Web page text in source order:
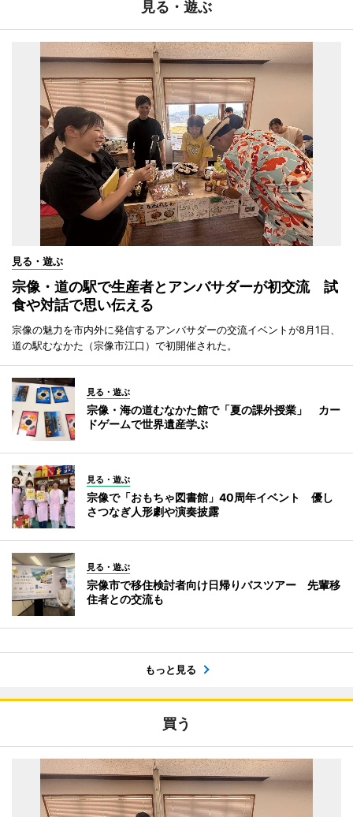
見る・遊ぶ
見る・遊ぶ
宗像・道の駅で生産者とアンバサダーが初交流 試
食や対話で思い伝える
宗像の魅力を市内外に発信するアンバサダーの交流イベントが8月1日、
道の駅むなかた（宗像市江口）で初開催された。
見る・遊ぶ
宗像・海の道むなかた館で「夏の課外授業」 カー
ドゲームで世界遺産学ぶ
見る・遊ぶ
宗像で「おもちゃ図書館」40周年イベント 優し
さつなぎ人形劇や演奏披露
見る・遊ぶ
宗像市で移住検討者向け日帰りバスツアー 先輩移
住者との交流も
もっと見る
買う